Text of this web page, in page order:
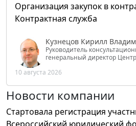
Организация закупок в
Контрактная служба
Кузнецов Кирилл
Руководитель
генеральный директор
РФ
10 августа 2026
Новости компании
Стартовала регистрация